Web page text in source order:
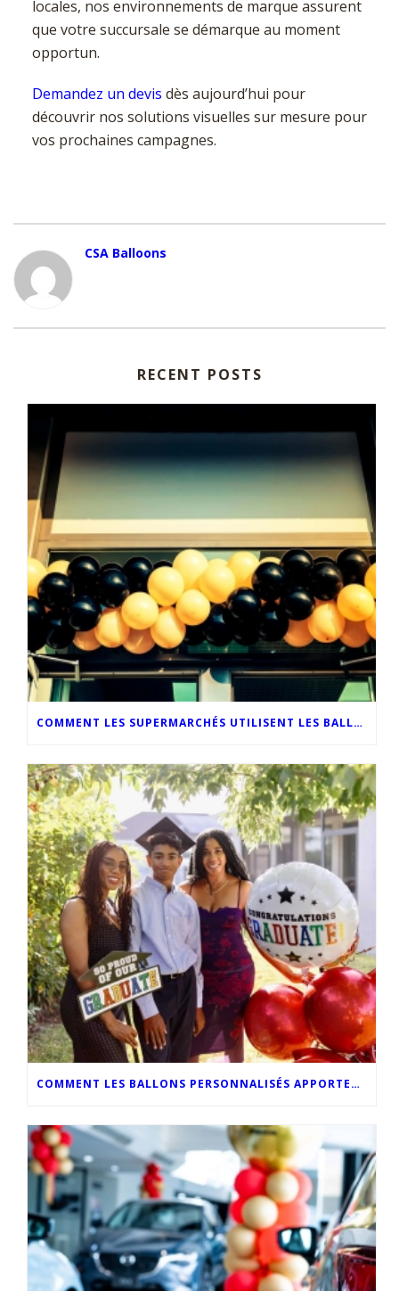
locales, nos environnements de marque assurent
que votre succursale se démarque au moment
opportun.
Demandez un devis dès aujourd’hui pour
découvrir nos solutions visuelles sur mesure pour
vos prochaines campagnes.
CSA Balloons
RECENT POSTS
COMMENT LES SUPERMARCHÉS UTILISENT LES BALLONS PERSONNALISÉS POUR OPTIMISER LEUR MARKETING EN MAGASIN
COMMENT LES BALLONS PERSONNALISÉS APPORTENT UNE TOUCHE D’ORIGINALITÉ AUX CÉRÉMONIES DE REMISE DES DIPLÔMES MODERNES